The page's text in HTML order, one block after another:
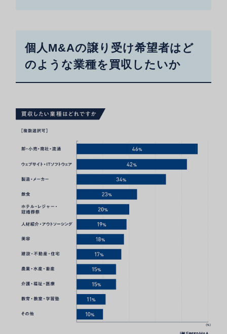
個人M&Aの譲り受け希望者はど
のような業種を買収したいか